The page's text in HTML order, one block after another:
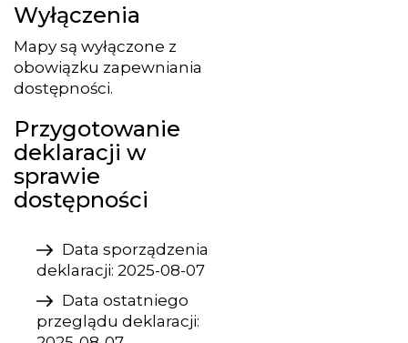
Wyłączenia
Mapy są wyłączone z
obowiązku zapewniania
dostępności.
Przygotowanie
deklaracji w
sprawie
dostępności
Data sporządzenia
deklaracji: 2025-08-07
Data ostatniego
przeglądu deklaracji: